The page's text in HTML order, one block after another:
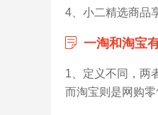
4、小二精选商品
一淘和淘宝
1、定义不同，两
而淘宝则是网购零